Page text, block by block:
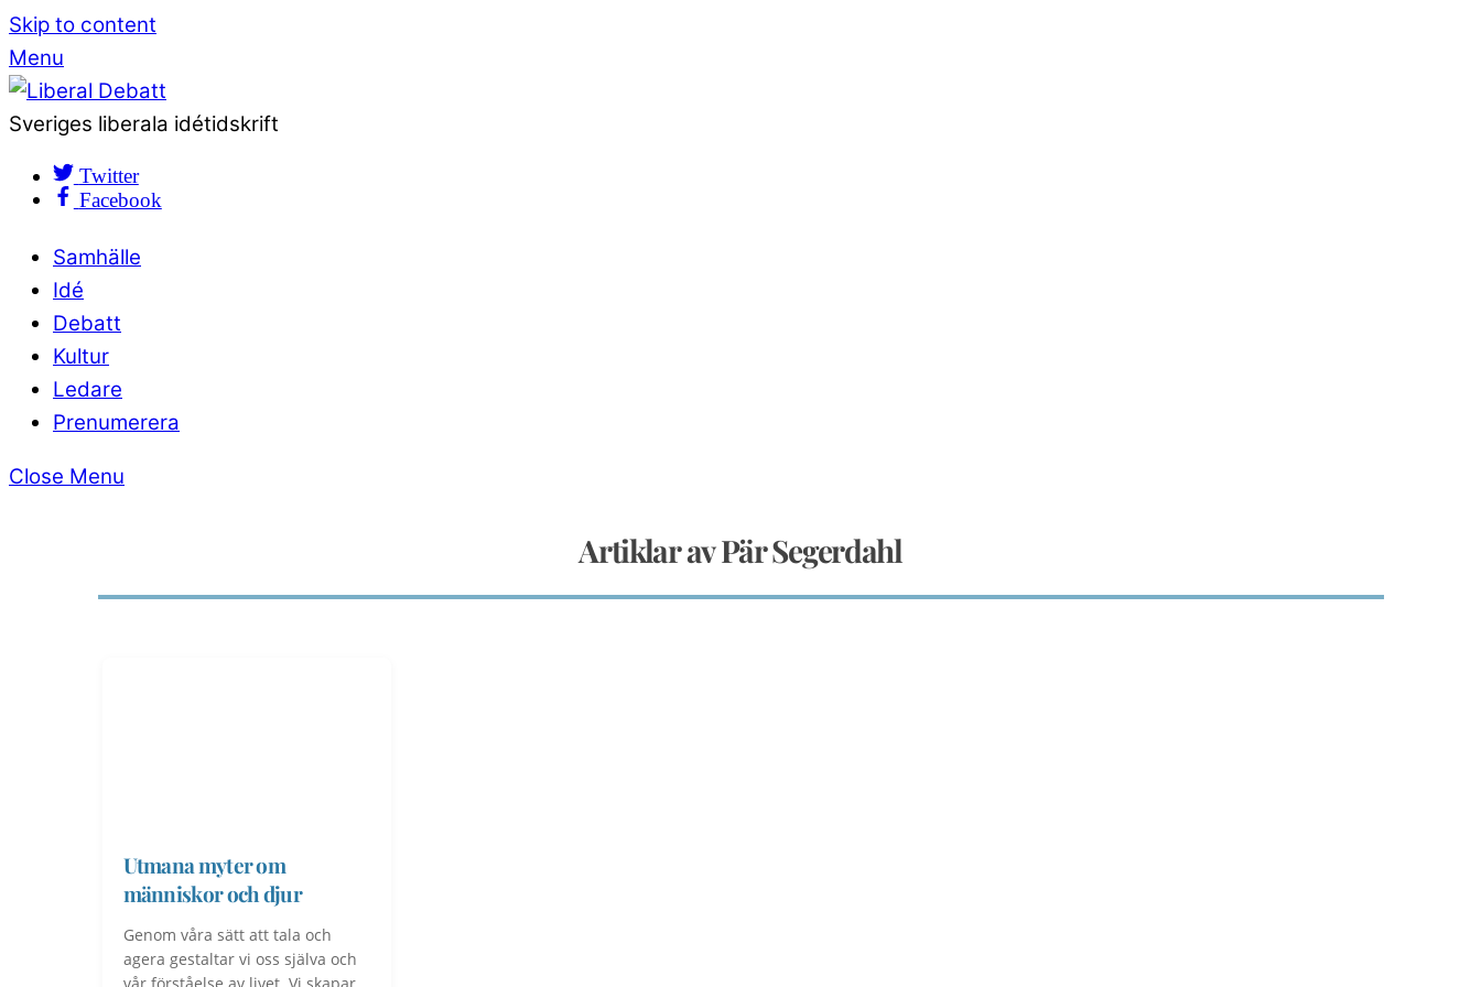
Skip to content
Menu
Sveriges liberala idétidskrift
Twitter
Facebook
Samhälle
Idé
Debatt
Kultur
Ledare
Prenumerera
Close Menu
Artiklar av Pär Segerdahl
Utmana myter om
människor och djur
Genom våra sätt att tala och
agera gestaltar vi oss själva och